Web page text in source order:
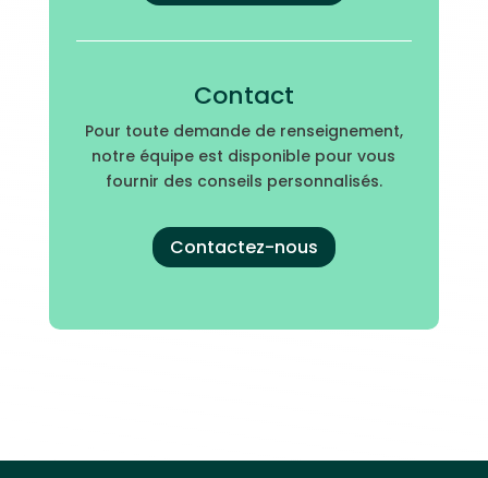
Contact
Pour toute demande de renseignement,
notre équipe est disponible pour vous
fournir des conseils personnalisés.
Contactez-nous